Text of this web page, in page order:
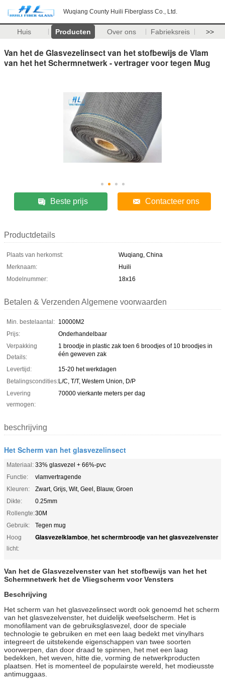
Wuqiang County Huili Fiberglass Co., Ltd.
Huis Producten Over ons Fabrieksreis >>
Van het de Glasvezelinsect van het stofbewijs de Vlam
van het het Schermnetwerk - vertrager voor tegen Mug
Beste prijs Contacteer ons
Productdetails
Plaats van herkomst:
Wuqiang, China
Merknaam:
Huili
Modelnummer:
18x16
Betalen & Verzenden Algemene voorwaarden
Min. bestelaantal: 10000M2
Prijs:
Onderhandelbaar
Verpakking
Details:
1 broodje in plastic zak toen 6 broodjes of 10 broodjes in
één geweven zak
Levertijd:
15-20 het werkdagen
Betalingscondities:L/C, T/T, Western Union, D/P
Levering
vermogen:
70000 vierkante meters per dag
beschrijving
Het Scherm van het glasvezelinsect
Materiaal: 33% glasvezel + 66%-pvc
Functie:
vlamvertragende
Kleuren:
Zwart, Grijs, Wit, Geel, Blauw, Groen
Dikte:
0.25mm
Rollengte:30M
Gebruik:
Tegen mug
Hoog
licht:
Glasvezelklamboe, het schermbroodje van het glasvezelvenster
Van het de Glasvezelvenster van het stofbewijs van het het
Schermnetwerk het de Vliegscherm voor Vensters
Beschrijving
Het scherm van het glasvezelinsect wordt ook genoemd het scherm
van het glasvezelvenster, het duidelijk weefselscherm. Het is
monofilament van de gebruiksglasvezel, door de speciale
technologie te gebruiken en met een laag bedekt met vinylhars
integreert de uitstekende eigenschappen van twee soorten
voorwerpen, dan door draad te spinnen, het met een laag
bedekken, het weven, hitte die, vorming de netwerkproducten
plaatsen. Het is momenteel de populairste wereld, het modieusste
antimuggaas.